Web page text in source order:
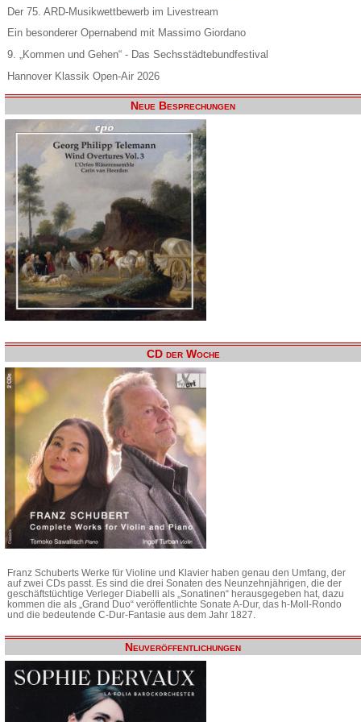
Der 75. ARD-Musikwettbewerb im Livestream
Ein besonderer Opernabend mit Massimo Giordano
9. „Kommen und Gehen“ - Das Sechsstädtebundfestival
Hannover Klassik Open-Air 2026
Neue Besprechungen
CD der Woche
Franz Schuberts Werke für Violine und Klavier haben genau den Umfang, der
auf zwei CDs passt. Es sind die drei Sonaten des Neunzehnjährigen, die der
geschäftstüchtige Verleger Diabelli als „Sonatinen“ herausgegeben hat, dazu
kommen die als „Grand Duo“ veröffentlichte Sonate A-Dur, das h-Moll-Rondo
und die bedeutende C-Dur-Fantasie aus dem Jahr 1827.
Neuveröffentlichungen